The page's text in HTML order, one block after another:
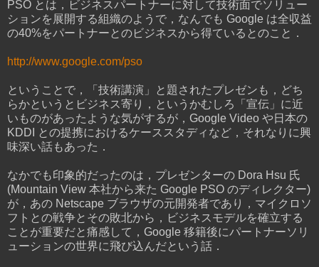
PSO とは，ビジネスパートナーに対して技術面でソリュー
ションを展開する組織のようで，なんでも Google は全収益
の40%をパートナーとのビジネスから得ているとのこと．
http://www.google.com/pso
ということで，「技術講演」と題されたプレゼンも，どち
らかというとビジネス寄り，というかむしろ「宣伝」に近
いものがあったような気がするが，Google Video や日本の
KDDI との提携におけるケーススタディなど，それなりに興
味深い話もあった．
なかでも印象的だったのは，プレゼンターの Dora Hsu 氏
(Mountain View 本社から来た Google PSO のディレクター)
が，あの Netscape ブラウザの元開発者であり，マイクロソ
フトとの戦争とその敗北から，ビジネスモデルを確立する
ことが重要だと痛感して，Google 移籍後にパートナーソリ
ューションの世界に飛び込んだという話．